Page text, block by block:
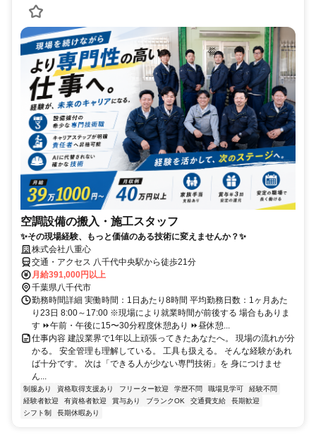
空調設備の搬入・施工スタッフ
✨その現場経験、もっと価値のある技術に変えませんか？✨
株式会社八重心
交通・アクセス 八千代中央駅から徒歩21分
月給391,000円以上
千葉県八千代市
勤務時間詳細 実働時間：1日あたり8時間 平均勤務日数：1ヶ月あた
り23日 8:00～17:00 ※現場により就業時間が前後する 場合もありま
す ⏩午前・午後に15〜30分程度休憩あり ⏩昼休憩...
仕事内容 建設業界で1年以上頑張ってきたあなたへ。 現場の流れが分
かる。 安全管理も理解している。 工具も扱える。 そんな経験があれ
ば十分です。 次は「できる人が少ない専門技術」を 身につけませ
ん...
制服あり 資格取得支援あり フリーター歓迎 学歴不問 職場見学可
経験不問
経験者歓迎
有資格者歓迎 賞与あり ブランクOK 交通費支給
長期歓迎
シフト制
長期休暇あり